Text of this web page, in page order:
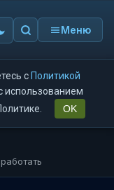
Меню
с Политикой
использованием
OK